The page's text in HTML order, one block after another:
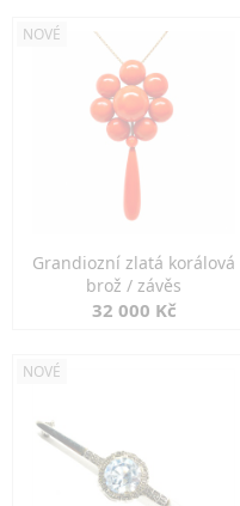
NOVÉ
Grandiozní zlatá korálová
brož / závěs
32 000 Kč
NOVÉ